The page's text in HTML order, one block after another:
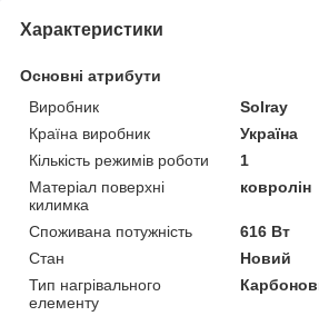
Характеристики
Основні атрибути
Виробник
Solray
Країна виробник
Україна
Кількість режимів роботи
1
Матеріал поверхні
килимка
ковролін
Споживана потужність
616 Вт
Стан
Новий
Тип нагрівального
елементу